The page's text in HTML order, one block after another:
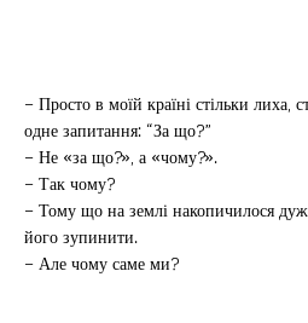
– Просто в моїй країні стільки лиха,
одне запитання: “За що?”
– Не «за що?», а «чому?».
– Так чому?
– Тому що на землі накопичилося
його зупинити.
– Але чому саме ми?